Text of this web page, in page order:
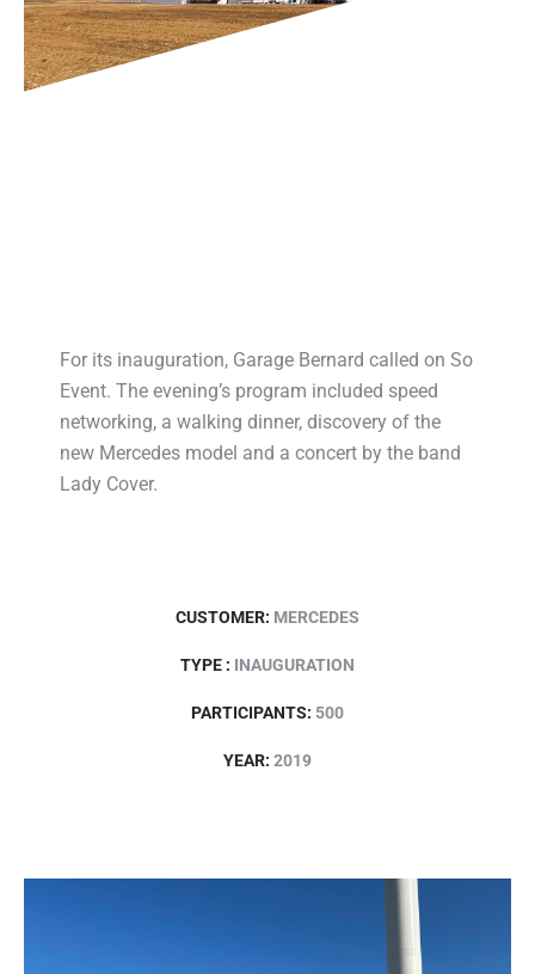
For its inauguration, Garage Bernard called on So
Event. The evening’s program included speed
networking, a walking dinner, discovery of the
new Mercedes model and a concert by the band
Lady Cover.
CUSTOMER: MERCEDES
TYPE : INAUGURATION
PARTICIPANTS: 500
YEAR: 2019